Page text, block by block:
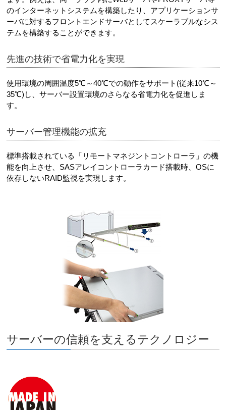
のインターネットシステムを構築したり、アプリケーションサ
ーバに対するフロントエンドサーバとしてスケーラブルなシス
テムを構築することができます。
先進の技術で省電力化を実現
使用環境の周囲温度5℃～40℃での動作をサポート(従来10℃～
35℃)し、サーバー設置環境のさらなる省電力化を促進しま
す。
サーバー管理機能の拡充
標準搭載されている「リモートマネジントコントローラ」の機
能を向上させ、SASアレイコントローラカード搭載時、OSに
依存しないRAID監視を実現します。
サーバーの信頼を支えるテクノロジー